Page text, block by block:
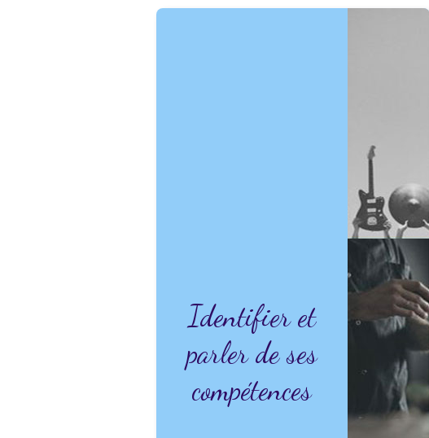
Identifier et
parler de ses
compétences